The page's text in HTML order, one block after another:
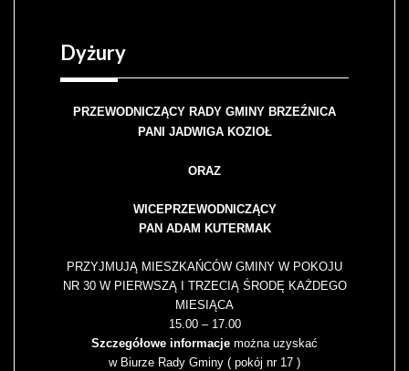
Dyżury
PRZEWODNICZĄCY RADY GMINY BRZEŹNICA
PANI JADWIGA KOZIOŁ
ORAZ
WICEPRZEWODNICZĄCY
PAN ADAM KUTERMAK
PRZYJMUJĄ MIESZKAŃCÓW GMINY W POKOJU
NR 30 W PIERWSZĄ I TRZECIĄ ŚRODĘ KAŻDEGO
MIESIĄCA
15.00 – 17.00
Szczegółowe informacje można uzyskać
w Biurze Rady Gminy ( pokój nr 17 )